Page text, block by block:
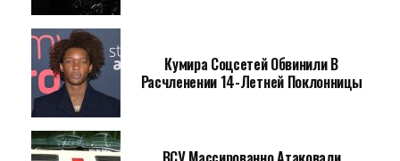
Кумира Соцсетей Обвинили В
Расчленении 14-Летней Поклонницы